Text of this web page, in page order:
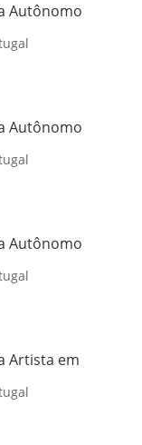
Autônomo
Autônomo
Autônomo
Artista em